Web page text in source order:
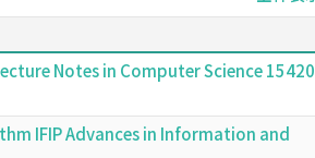
Notes in Computer Science
IFIP Advances in Information and